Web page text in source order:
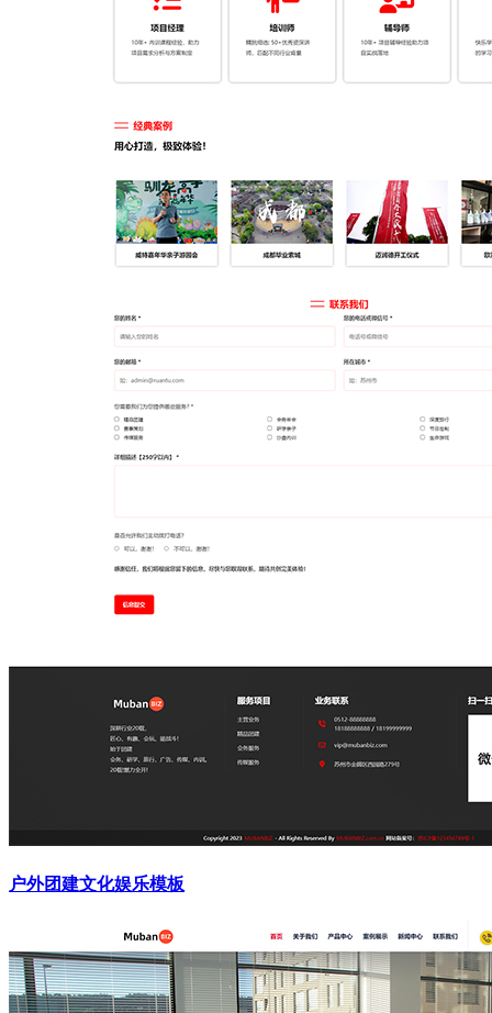
户外团建文化娱乐模板